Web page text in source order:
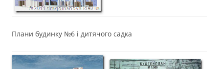
Плани будинку №6 і дитячого садка